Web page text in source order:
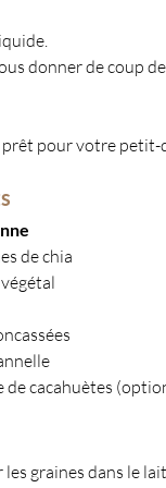
donner de coup
pour votre petit-
de chia
de cacahuètes
graines dans le